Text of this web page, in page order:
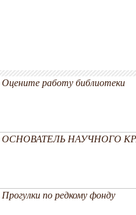
Оцените работу библиотеки
ОСНОВАТЕЛЬ НАУЧНОГО
Прогулки по редкому фонду